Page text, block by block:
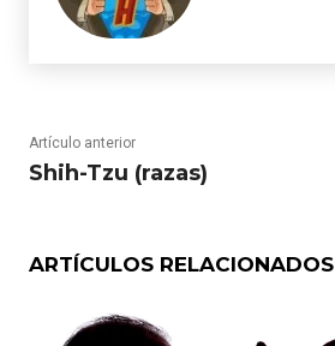
Artículo anterior
Shih-Tzu (razas)
ARTÍCULOS RELACIONADOS